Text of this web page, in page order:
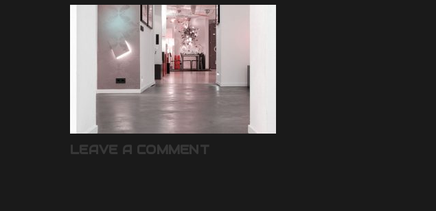
LEAVE A COMMENT